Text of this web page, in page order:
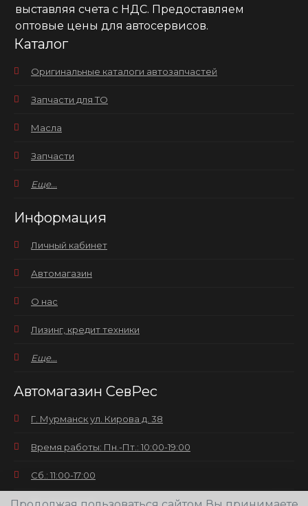
выставляя счета с НДС. Предоставляем
оптовые цены для автосервисов.
Каталог
Оригинальные каталоги автозапчастей
Запчасти для ТО
Масла
Запчасти
Еще...
Информация
Личный кабинет
Автомагазин
О нас
Лизинг, кредит техники
Еще...
Автомагазин СевРес
Г. Мурманск ул. Кирова д. 38
Время работы: Пн.-Пт.: 10:00-19:00
Сб.: 11:00-17:00
Вс.: выходной